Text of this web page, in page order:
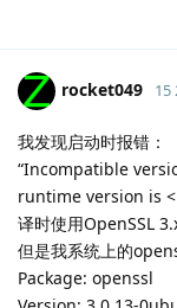
rocket049 15
我发现启动时报错：
“Incompatible
runtime version is <
译时使用OpenSSL
但是我系统上的
Package: openssl